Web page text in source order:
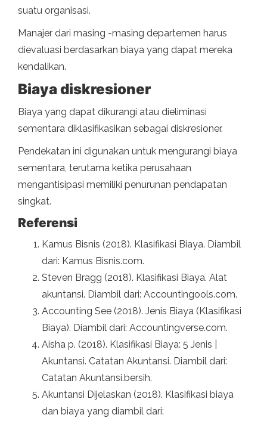
suatu organisasi.
Manajer dari masing -masing departemen harus
dievaluasi berdasarkan biaya yang dapat mereka
kendalikan.
Biaya diskresioner
Biaya yang dapat dikurangi atau dieliminasi
sementara diklasifikasikan sebagai diskresioner.
Pendekatan ini digunakan untuk mengurangi biaya
sementara, terutama ketika perusahaan
mengantisipasi memiliki penurunan pendapatan
singkat.
Referensi
Kamus Bisnis (2018). Klasifikasi Biaya. Diambil
dari: Kamus Bisnis.com.
Steven Bragg (2018). Klasifikasi Biaya. Alat
akuntansi. Diambil dari: Accountingools.com.
Accounting See (2018). Jenis Biaya (Klasifikasi
Biaya). Diambil dari: Accountingverse.com.
Aisha p. (2018). Klasifikasi Biaya: 5 Jenis |
Akuntansi. Catatan Akuntansi. Diambil dari:
Catatan Akuntansi.bersih.
Akuntansi Dijelaskan (2018). Klasifikasi biaya
dan biaya yang diambil dari: